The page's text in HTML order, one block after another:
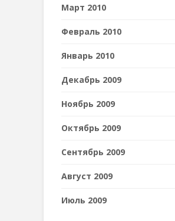
Март 2010
Февраль 2010
Январь 2010
Декабрь 2009
Ноябрь 2009
Октябрь 2009
Сентябрь 2009
Август 2009
Июль 2009